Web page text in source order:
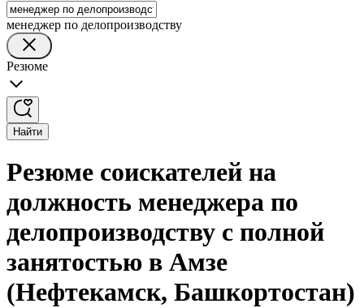
менеджер по делопроизводству
Резюме
Найти
Резюме соискателей на
должность менеджера по
делопроизводству с полной
занятостью в Амзе
(Нефтекамск, Башкортостан)